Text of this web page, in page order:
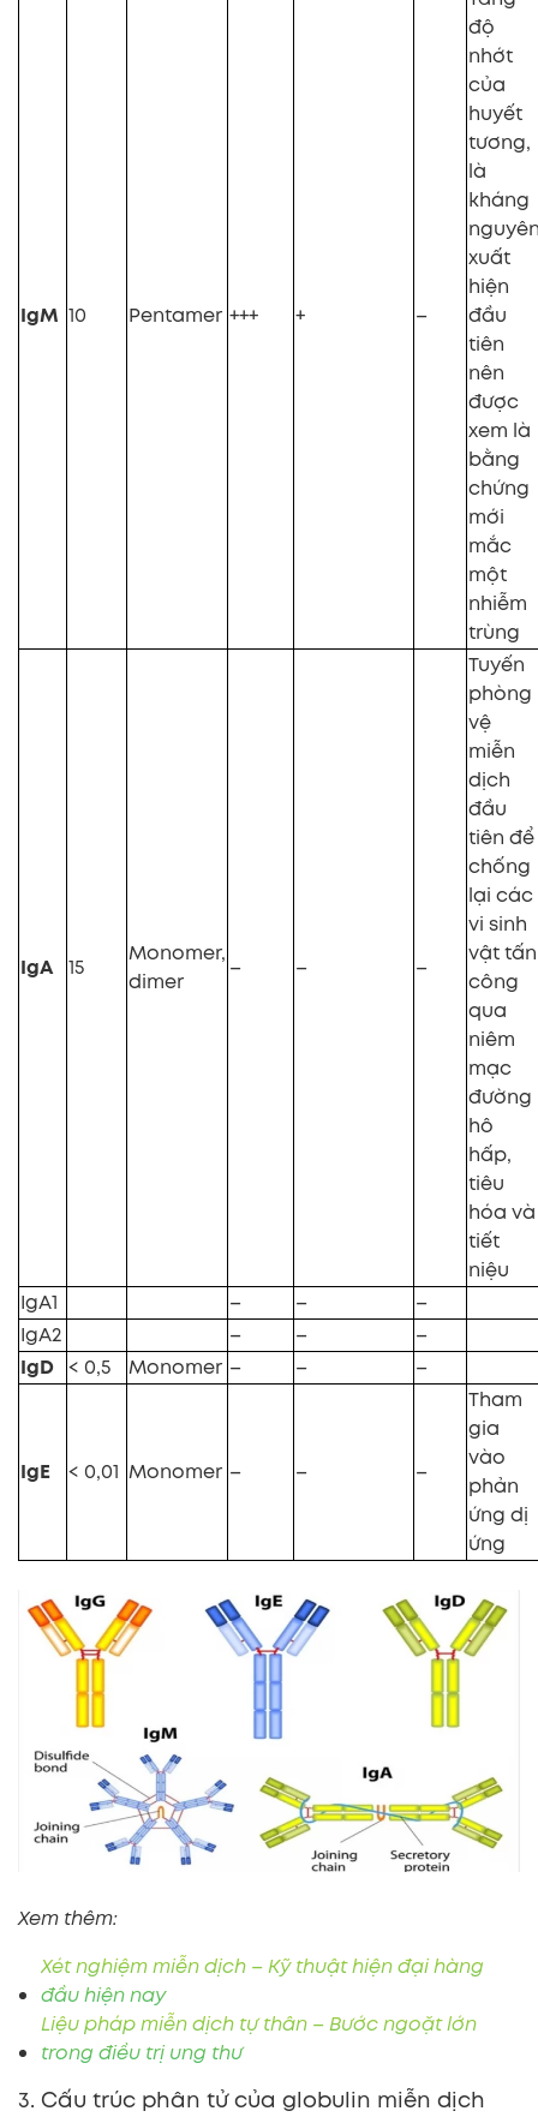
IgM 10 Pentamer +++ + –
độ
nhớt
của
huyết
tương,
là
kháng
xuất
hiện
đầu
tiên
nên
được
xem là
bằng
chứng
mới
mắc
một
nhiễm
trùng
IgA 15
Monomer,
dimer
– – –
Tuyến
phòng
vệ
miễn
dịch
đầu
tiên để
chống
lại các
vi sinh
vật tấn
công
qua
niêm
mạc
đường
hô
hấp,
tiêu
hóa và
tiết
niệu
IgA1
– –
–
IgA2
– –
–
IgD < 0,5 Monomer – – –
IgE < 0,01 Monomer – – –
Tham
gia
vào
phản
ứng dị
ứng
Xem thêm:
Xét nghiệm miễn dịch – Kỹ thuật hiện đại hàng
đầu hiện nay
Liệu pháp miễn dịch tự thân – Bước ngoặt lớn
trong điều trị ung thư
3. Cấu trúc phân tử của globulin miễn dịch